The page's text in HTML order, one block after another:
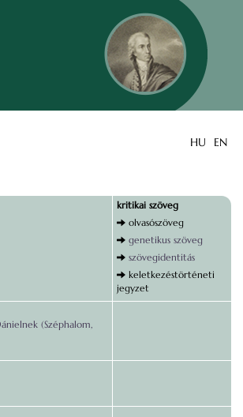
HU EN
kritikai szöveg
olvasószöveg
genetikus szöveg
szövegidentitás
keletkezéstörténeti
jegyzet
(Széphalom,